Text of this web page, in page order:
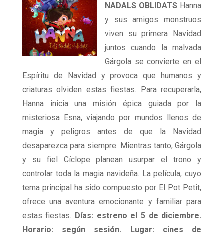
NADALS OBLIDATS Hanna
y sus amigos monstruos
viven su primera Navidad
juntos cuando la malvada
Gárgola se convierte en el
Espíritu de Navidad y provoca que humanos y
criaturas olviden estas fiestas. Para recuperarla,
Hanna inicia una misión épica guiada por la
misteriosa Esna, viajando por mundos llenos de
magia y peligros antes de que la Navidad
desaparezca para siempre. Mientras tanto, Gárgola
y su fiel Cíclope planean usurpar el trono y
controlar toda la magia navideña. La película, cuyo
tema principal ha sido compuesto por El Pot Petit,
ofrece una aventura emocionante y familiar para
estas fiestas. Días: estreno el 5 de diciembre.
Horario: según sesión. Lugar: cines de